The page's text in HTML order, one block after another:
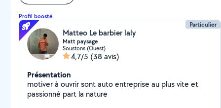
Profil boosté
Particulier
Matteo Le barbier laly
Matt paysage
Soustons (Ouest)
4,7/5 (38 avis)
Présentation
motiver à ouvrir sont auto entreprise au plus vite et
passionné part la nature